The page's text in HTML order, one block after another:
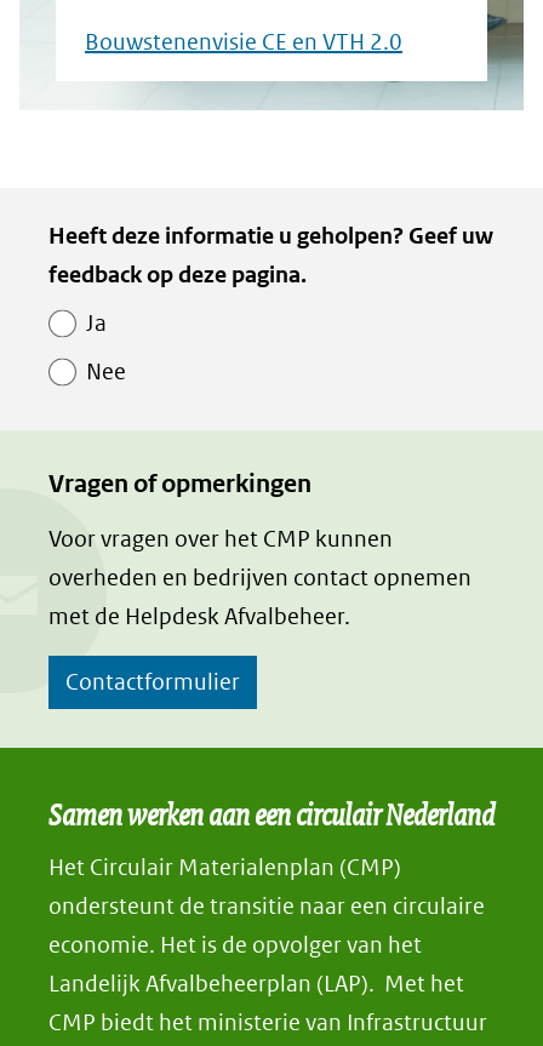
Bouwstenenvisie CE en VTH 2.0
Heeft deze informatie u geholpen? Geef uw
feedback op deze pagina.
Ja
Nee
Vragen of opmerkingen
Voor vragen over het CMP kunnen
overheden en bedrijven contact opnemen
met de Helpdesk Afvalbeheer.
Contactformulier
Samen werken aan een circulair Nederland
Het Circulair Materialenplan (CMP)
ondersteunt de transitie naar een circulaire
economie. Het is de opvolger van het
Landelijk Afvalbeheerplan (LAP). Met het
CMP biedt het ministerie van Infrastructuur